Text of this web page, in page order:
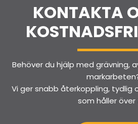
KONTAKTA
Behöver du hjälp med grävning,
Vi ger snabb återkoppling,
som håller över